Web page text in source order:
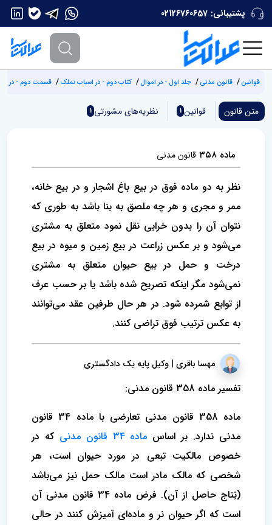
پشتیبانی: 02126760657
قوانین قانون مدنی جلد اول - در اموال کتاب دوم - در اسباب تملک قسمت دوم - در
متن قانون قوانین 1 نظریه‌های مشورتی 1
ماده ۳۵۸ قانون مدنی
نظر به دو ماده فوق در بیع باغ اشجار و در بیع خانه،
ممر و مجری و هر چه ملصق به بنا باشد به طوری که
نتوان آن را بدون خرابی نقل‌ نمود متعلق به مشتری
می‌شود و بر عکس زراعت در بیع زمین و میوه در بیع
درخت و حمل در بیع حیوان متعلق به مشتری
نمی‌شود مگر اینکه تصریح شده باشد یا بر حسب عرف
از توابع شمرده شود. در هر حال طرفین عقد می‌توانند
به عکس ترتیب فوق تراضی کنند.
مهسا باقری | وکیل پایه یک دادگستری
تفسیر ماده 358 قانون مدنی:
ماده 358 قانون مدنی تعارضی با ماده 34 قانون
مدنی ندارد. بر اساس ماده 34 قانون مدنی
که در
خصوص مالکیت تبعی در مورد حیوان است، هر
شخصی که مالک مادر است مالک حمل نیز می‌باشد
(نِتاج حاصل از آن). فرض ماده 34 قانون مدنی آن
است که اگر حیوان نر و ماده‌ای آمیزش کنند در حالی